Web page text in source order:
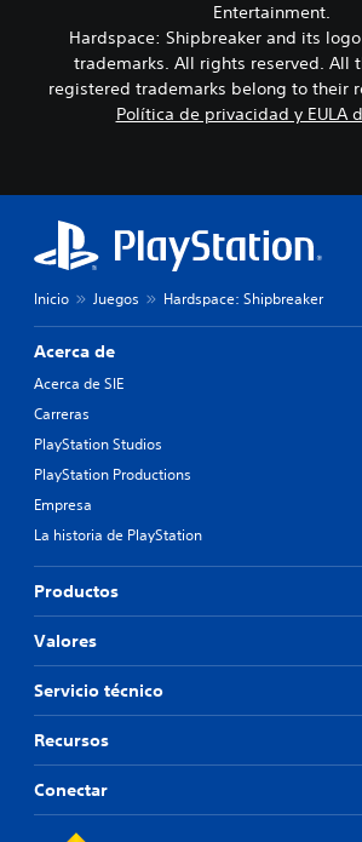
Entertainment.
Hardspace: Shipbreaker and its
trademarks. All rights reserved. All
registered trademarks belong to their
Política de privacidad y EULA
Inicio Juegos Hardspace: Shipbreaker
Acerca de
Acerca de SIE
Carreras
PlayStation Studios
PlayStation Productions
Empresa
La historia de PlayStation
Productos
Valores
Servicio técnico
Recursos
Conectar